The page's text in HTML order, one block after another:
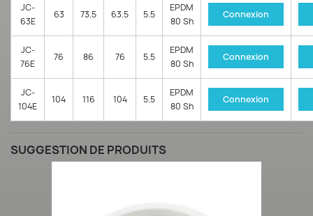
JC-
63E
63 73.5 63.5 5.5
EPDM
80 Sh
Connexion
JC-
76E
76 86 76 5.5
EPDM
80 Sh
Connexion
JC-
104E
104 116 104 5.5
EPDM
80 Sh
Connexion
SUGGESTION DE PRODUITS